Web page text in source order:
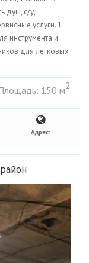
душ, с/у,
услуги. 1
инструмента и
для легковых
150 м2
Адрес: